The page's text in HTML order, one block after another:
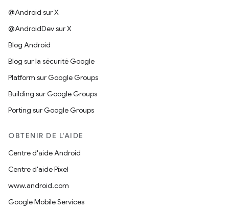
@Android sur X
@AndroidDev sur X
Blog Android
Blog sur la sécurité Google
Platform sur Google Groups
Building sur Google Groups
Porting sur Google Groups
OBTENIR DE L'AIDE
Centre d'aide Android
Centre d'aide Pixel
www.android.com
Google Mobile Services